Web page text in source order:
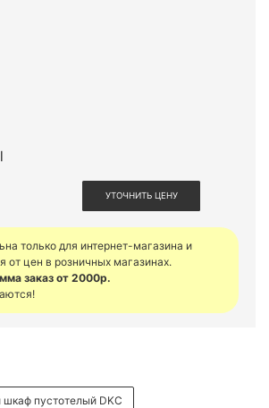
УТОЧНИТЬ ЦЕНУ
только для интернет-магазина и
от цен в розничных магазинах.
заказ от 2000р.
пустотелый DKC